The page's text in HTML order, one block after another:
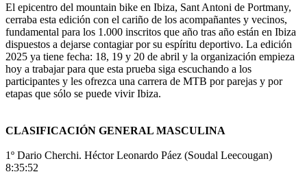
El epicentro del mountain bike en Ibiza, Sant Antoni de Portmany,
cerraba esta edición con el cariño de los acompañantes y vecinos,
fundamental para los 1.000 inscritos que año tras año están en Ibiza
dispuestos a dejarse contagiar por su espíritu deportivo. La edición
2025 ya tiene fecha: 18, 19 y 20 de abril y la organización empieza
hoy a trabajar para que esta prueba siga escuchando a los
participantes y les ofrezca una carrera de MTB por parejas y por
etapas que sólo se puede vivir Ibiza.
CLASIFICACIÓN GENERAL MASCULINA
1º Dario Cherchi. Héctor Leonardo Páez (Soudal Leecougan)
8:35:52